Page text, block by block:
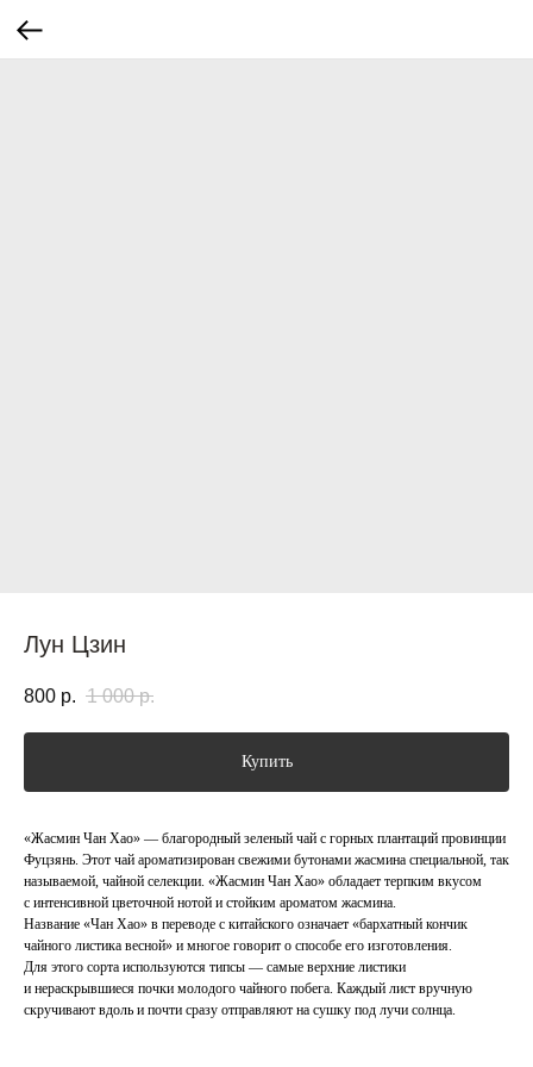
Лун Цзин
800 р. 1 000 р.
Купить
«Жасмин Чан Хао» — благородный зеленый чай с горных плантаций провинции
Фуцзянь. Этот чай ароматизирован свежими бутонами жасмина специальной, так
называемой, чайной селекции. «Жасмин Чан Хао» обладает терпким вкусом
с интенсивной цветочной нотой и стойким ароматом жасмина.
Название «Чан Хао» в переводе с китайского означает «бархатный кончик
чайного листика весной» и многое говорит о способе его изготовления.
Для этого сорта используются типсы — самые верхние листики
и нераскрывшиеся почки молодого чайного побега. Каждый лист вручную
скручивают вдоль и почти сразу отправляют на сушку под лучи солнца.